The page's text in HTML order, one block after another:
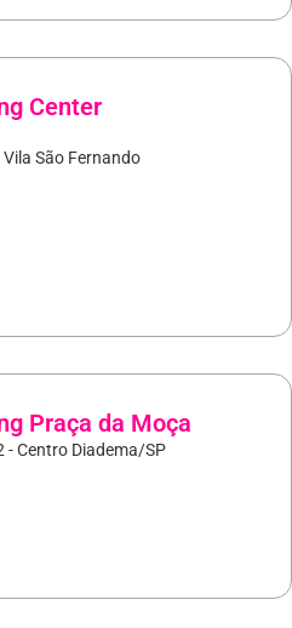
Center
São Fernando
Praça da Moça
- Centro Diadema/SP